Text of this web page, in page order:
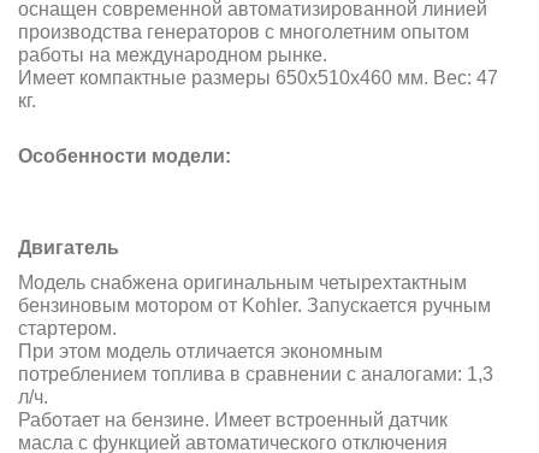
оснащен современной автоматизированной линией
производства генераторов с многолетним опытом
работы на международном рынке.
Имеет компактные размеры 650х510х460 мм. Вес: 47
кг.
Особенности модели:
Двигатель
Модель снабжена оригинальным четырехтактным
бензиновым мотором от Kohler. Запускается ручным
стартером.
При этом модель отличается экономным
потреблением топлива в сравнении с аналогами: 1,3
л/ч.
Работает на бензине. Имеет встроенный датчик
масла с функцией автоматического отключения